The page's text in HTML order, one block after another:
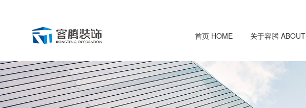
首页 HOME 关于容腾 ABOUT